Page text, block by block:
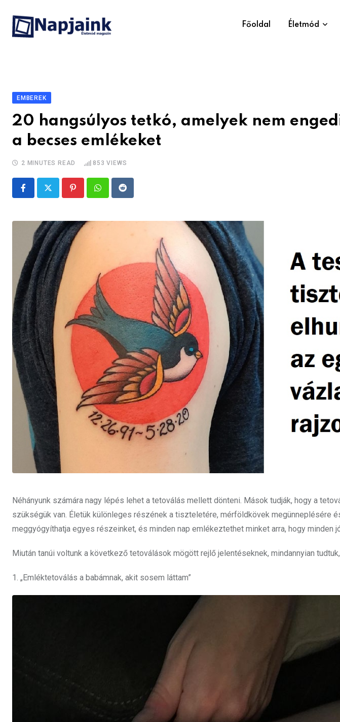
content
Főoldal Életmód
EMBEREK
20 hangsúlyos tetkó, amelyek nem
a becses emlékeket
2 MINUTES READ 853 VIEWS
PinterestWhatsappReddit
Néhányunk számára nagy lépés lehet a tetoválás mellett dönteni. Mások tudják, hogy a
szükségük van. Életük különleges részének a tiszteletére, mérföldkövek megünneplésére
meggyógyíthatja egyes részeinket, és minden nap emlékeztethet minket arra, hogy minden
Miután tanúi voltunk a következő tetoválások mögött rejlő jelentéseknek, mindannyian
1. „Emléktetoválás a babámnak, akit sosem láttam”